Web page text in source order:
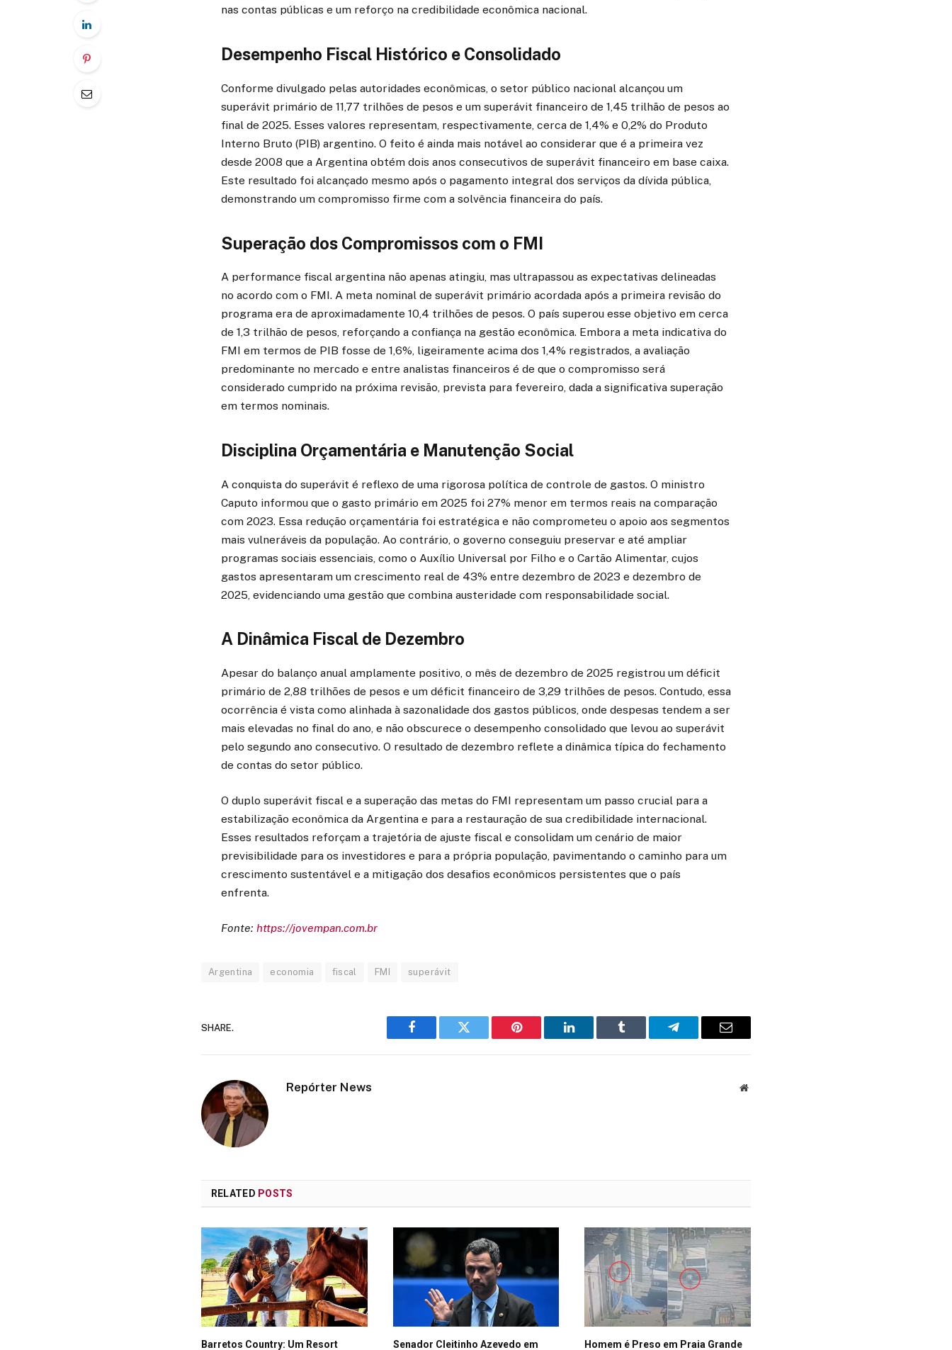
nas contas públicas e um reforço na credibilidade econômica nacional.
Desempenho Fiscal Histórico e Consolidado
Conforme divulgado pelas autoridades econômicas, o setor público nacional alcançou um
superávit primário de 11,77 trilhões de pesos e um superávit financeiro de 1,45 trilhão de pesos ao
final de 2025. Esses valores representam, respectivamente, cerca de 1,4% e 0,2% do Produto
Interno Bruto (PIB) argentino. O feito é ainda mais notável ao considerar que é a primeira vez
desde 2008 que a Argentina obtém dois anos consecutivos de superávit financeiro em base caixa.
Este resultado foi alcançado mesmo após o pagamento integral dos serviços da dívida pública,
demonstrando um compromisso firme com a solvência financeira do país.
Superação dos Compromissos com o FMI
A performance fiscal argentina não apenas atingiu, mas ultrapassou as expectativas delineadas
no acordo com o FMI. A meta nominal de superávit primário acordada após a primeira revisão do
programa era de aproximadamente 10,4 trilhões de pesos. O país superou esse objetivo em cerca
de 1,3 trilhão de pesos, reforçando a confiança na gestão econômica. Embora a meta indicativa do
FMI em termos de PIB fosse de 1,6%, ligeiramente acima dos 1,4% registrados, a avaliação
predominante no mercado e entre analistas financeiros é de que o compromisso será
considerado cumprido na próxima revisão, prevista para fevereiro, dada a significativa superação
em termos nominais.
Disciplina Orçamentária e Manutenção Social
A conquista do superávit é reflexo de uma rigorosa política de controle de gastos. O ministro
Caputo informou que o gasto primário em 2025 foi 27% menor em termos reais na comparação
com 2023. Essa redução orçamentária foi estratégica e não comprometeu o apoio aos segmentos
mais vulneráveis da população. Ao contrário, o governo conseguiu preservar e até ampliar
programas sociais essenciais, como o Auxílio Universal por Filho e o Cartão Alimentar, cujos
gastos apresentaram um crescimento real de 43% entre dezembro de 2023 e dezembro de
2025, evidenciando uma gestão que combina austeridade com responsabilidade social.
A Dinâmica Fiscal de Dezembro
Apesar do balanço anual amplamente positivo, o mês de dezembro de 2025 registrou um déficit
primário de 2,88 trilhões de pesos e um déficit financeiro de 3,29 trilhões de pesos. Contudo, essa
ocorrência é vista como alinhada à sazonalidade dos gastos públicos, onde despesas tendem a ser
mais elevadas no final do ano, e não obscurece o desempenho consolidado que levou ao superávit
pelo segundo ano consecutivo. O resultado de dezembro reflete a dinâmica típica do fechamento
de contas do setor público.
O duplo superávit fiscal e a superação das metas do FMI representam um passo crucial para a
estabilização econômica da Argentina e para a restauração de sua credibilidade internacional.
Esses resultados reforçam a trajetória de ajuste fiscal e consolidam um cenário de maior
previsibilidade para os investidores e para a própria população, pavimentando o caminho para um
crescimento sustentável e a mitigação dos desafios econômicos persistentes que o país
enfrenta.
Fonte: https://jovempan.com.br
Argentina economia fiscal FMI superávit
SHARE.
Facebook Twitter Pinterest LinkedIn Tumblr Telegram Email
Repórter News Website
RELATED POSTS
Barretos Country: Um Resort Senador Cleitinho Azevedo em Homem é Preso em Praia Grande